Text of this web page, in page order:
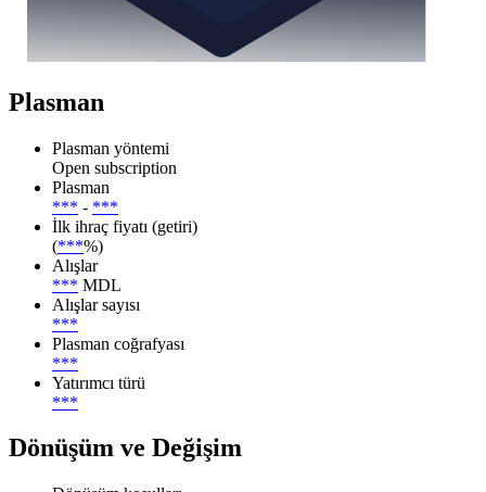
Plasman
Plasman yöntemi
Open subscription
Plasman
*** - ***
İlk ihraç fiyatı (getiri)
(***%)
Alışlar
*** MDL
Alışlar sayısı
***
Plasman coğrafyası
***
Yatırımcı türü
***
Dönüşüm ve Değişim